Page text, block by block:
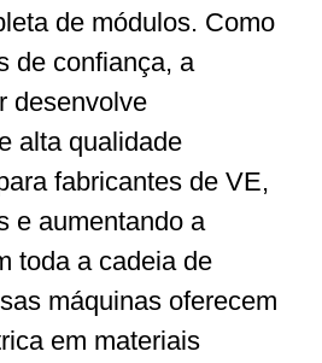
de módulos. Como
de confiança, a
desenvolve
alta qualidade
fabricantes de VE,
e aumentando a
toda a cadeia de
máquinas oferecem
em materiais